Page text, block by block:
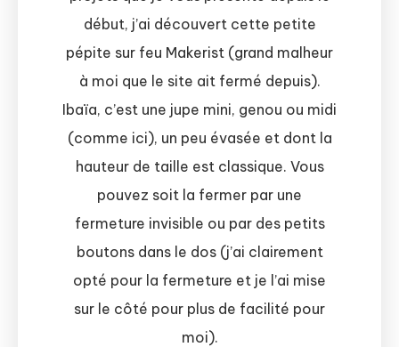
début, j’ai découvert cette petite
pépite sur feu Makerist (grand malheur
à moi que le site ait fermé depuis).
Ibaïa, c’est une jupe mini, genou ou midi
(comme ici), un peu évasée et dont la
hauteur de taille est classique. Vous
pouvez soit la fermer par une
fermeture invisible ou par des petits
boutons dans le dos (j’ai clairement
opté pour la fermeture et je l’ai mise
sur le côté pour plus de facilité pour
moi).